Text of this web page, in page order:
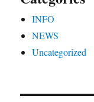
INFO
NEWS
Uncategorized